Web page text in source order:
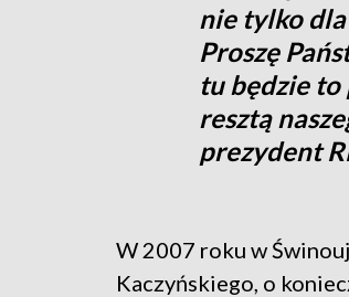
nie tylko
Proszę
tu będzie to
resztą
prezydent
W 2007 roku w
Kaczyńskiego, o